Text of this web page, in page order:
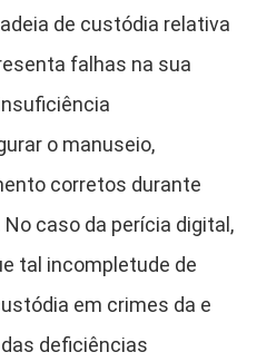
de custódia relativa
falhas na sua
o manuseio,
corretos durante
caso da perícia digital,
tal incompletude de
em crimes da e
deficiências